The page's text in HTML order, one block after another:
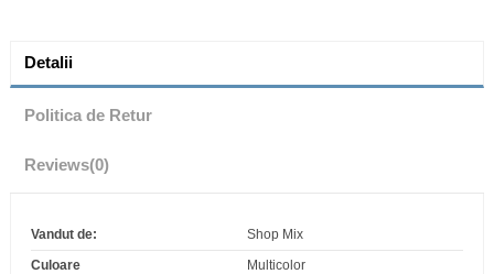
Detalii
Politica de Retur
Reviews(0)
Vandut de:
Shop Mix
Culoare
Multicolor